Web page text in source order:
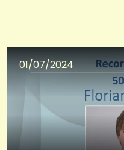
01/07/2024